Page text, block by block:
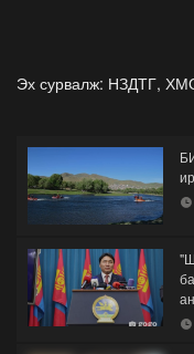
Эх сурвалж: НЗДТГ,